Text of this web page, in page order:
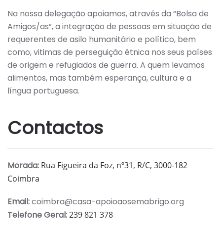
Na nossa delegação apoiamos, através da “Bolsa de
Amigos/as”, a integração de pessoas em situação de
requerentes de asilo humanitário e político, bem
como, vitimas de perseguição étnica nos seus países
de origem e refugiados de guerra. A quem levamos
alimentos, mas também esperança, cultura e a
língua portuguesa.
Contactos
Morada: Rua Figueira da Foz, nº31, R/C, 3000-182
Coimbra
Email:coimbra@casa-apoioaosemabrigo.org
Telefone Geral:239 821 378